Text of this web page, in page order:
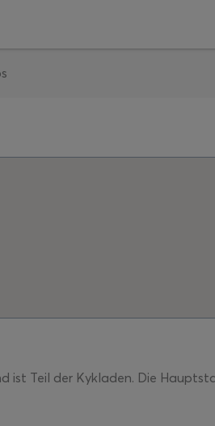
ist Teil der Kykladen. Die